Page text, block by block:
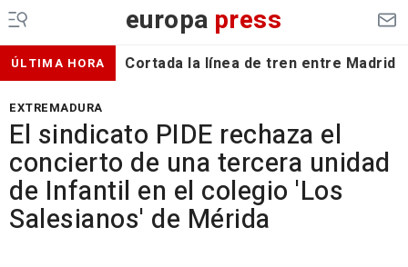
europa press
ÚLTIMA HORA Cortada la línea de tren entre Madrid
EXTREMADURA
El sindicato PIDE rechaza el
concierto de una tercera unidad
de Infantil en el colegio 'Los
Salesianos' de Mérida